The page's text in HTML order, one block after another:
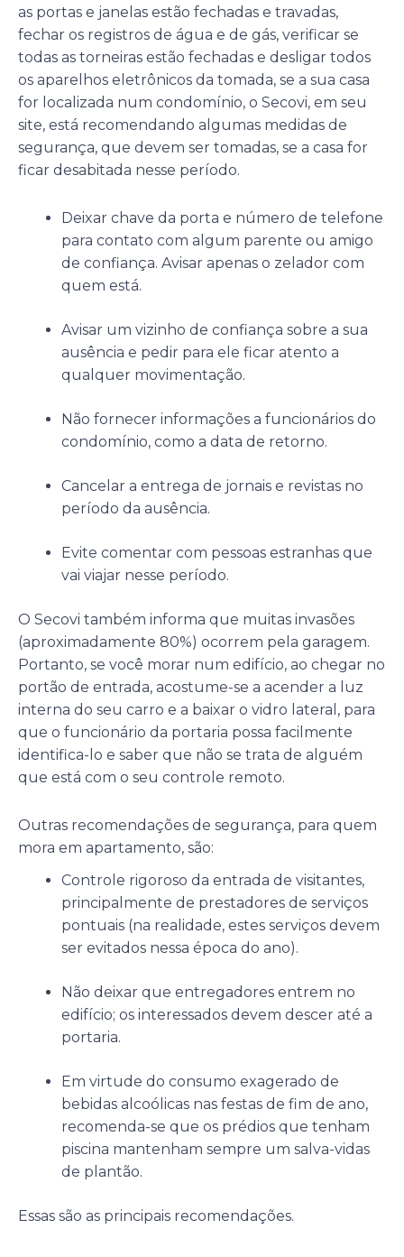
as portas e janelas estão fechadas e travadas,
fechar os registros de água e de gás, verificar se
todas as torneiras estão fechadas e desligar todos
os aparelhos eletrônicos da tomada, se a sua casa
for localizada num condomínio, o Secovi, em seu
site, está recomendando algumas medidas de
segurança, que devem ser tomadas, se a casa for
ficar desabitada nesse período.
Deixar chave da porta e número de telefone
para contato com algum parente ou amigo
de confiança. Avisar apenas o zelador com
quem está.
Avisar um vizinho de confiança sobre a sua
ausência e pedir para ele ficar atento a
qualquer movimentação.
Não fornecer informações a funcionários do
condomínio, como a data de retorno.
Cancelar a entrega de jornais e revistas no
período da ausência.
Evite comentar com pessoas estranhas que
vai viajar nesse período.
O Secovi também informa que muitas invasões
(aproximadamente 80%) ocorrem pela garagem.
Portanto, se você morar num edifício, ao chegar no
portão de entrada, acostume-se a acender a luz
interna do seu carro e a baixar o vidro lateral, para
que o funcionário da portaria possa facilmente
identifica-lo e saber que não se trata de alguém
que está com o seu controle remoto.
Outras recomendações de segurança, para quem
mora em apartamento, são:
Controle rigoroso da entrada de visitantes,
principalmente de prestadores de serviços
pontuais (na realidade, estes serviços devem
ser evitados nessa época do ano).
Não deixar que entregadores entrem no
edifício; os interessados devem descer até a
portaria.
Em virtude do consumo exagerado de
bebidas alcoólicas nas festas de fim de ano,
recomenda-se que os prédios que tenham
piscina mantenham sempre um salva-vidas
de plantão.
Essas são as principais recomendações.